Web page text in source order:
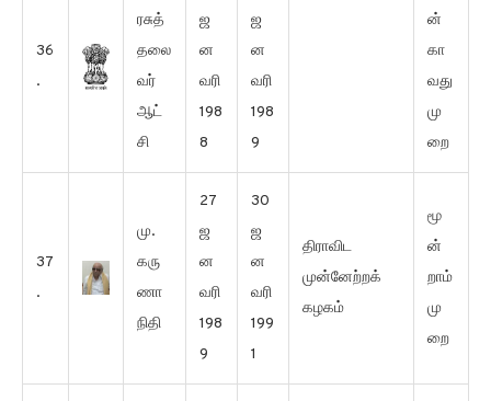
36
.
ரசுத்
தலை
வர்
ஆட்
சி
ஜ
ன
வரி
198
8
ஜ
ன
வரி
198
9
ன்
கா
வது
மு
றை
37
.
மு.
கரு
ணா
நிதி
27
ஜ
ன
வரி
198
9
30
ஜ
ன
வரி
199
1
திராவிட
முன்னேற்றக்
கழகம்
மூ
ன்
றாம்
மு
றை